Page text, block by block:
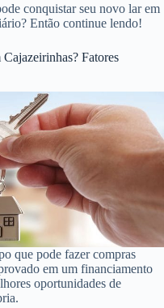
conquistar seu novo lar em
Então continue lendo!
Fatores
que pode fazer compras
em um financiamento
oportunidades de